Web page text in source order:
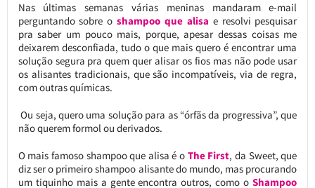
Nas últimas semanas várias meninas mandaram e-mail
perguntando sobre oshampoo que alisa e resolvi pesquisar
pra saber um pouco mais, porque, apesar dessas coisas me
deixarem desconfiada, tudo o que mais quero é encontrar uma
solução segura pra quem quer alisar os fios mas não pode usar
os alisantes tradicionais, que são incompatíveis, via de regra,
com outras químicas.
Ou seja, quero uma solução para as “órfãs da progressiva”, que
não querem formol ou derivados.
O mais famoso shampoo que alisa é o The First, da Sweet, que
diz ser o primeiro shampoo alisante do mundo, mas procurando
um tiquinho mais a gente encontra outros, como o Shampoo